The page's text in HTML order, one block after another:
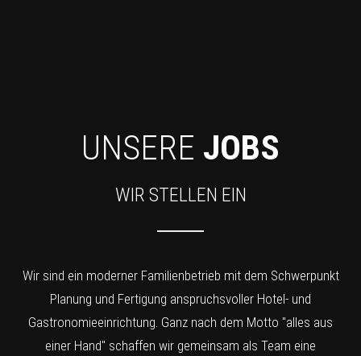
UNSERE JOBS
WIR STELLEN EIN
Wir sind ein moderner Familienbetrieb mit dem Schwerpunkt
Planung und Fertigung anspruchsvoller Hotel- und
Gastronomieeinrichtung. Ganz nach dem Motto "alles aus
einer Hand" schaffen wir gemeinsam als Team eine